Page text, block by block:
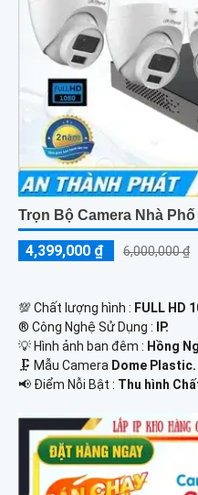
Trọn Bộ Camera Nhà Phố
4,399,000 ₫ 6,000,000 ₫
💯 Chất lượng hình : FULL HD
®️ Công Nghệ Sử Dụng :
IP.
💡 Hình ảnh ban đêm : Hồng
🗜️ Mẫu Camera Dome Plastic.
️📢 Điểm Nỗi Bật : Thu hình